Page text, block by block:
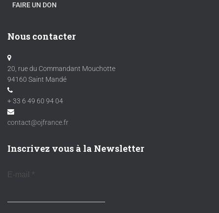
FAIRE UN DON
Nous contacter
20, rue du Commandant Mouchotte
94160 Saint Mandé
+ 33 6 49 60 94 04
contact@ojfrance.fr
Inscrivez vous à la Newsletter
E-mail *